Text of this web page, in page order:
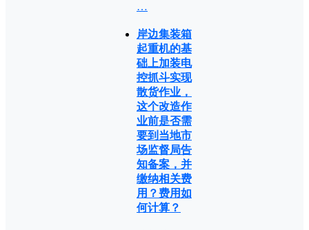
…
岸边集装箱
起重机的基
础上加装电
控抓斗实现
散货作业，
这个改造作
业前是否需
要到当地市
场监督局告
知备案，并
缴纳相关费
用？费用如
何计算？